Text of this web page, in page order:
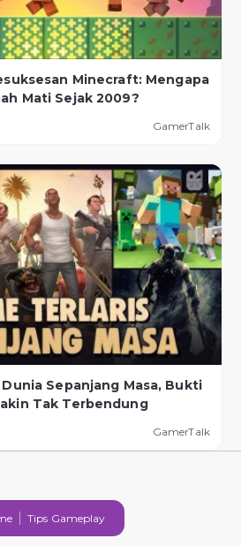
Minecraft: Mengapa
Mati Sejak 2009?
GamerTalk
Sepanjang Masa, Bukti
Tak Terbendung
GamerTalk
Tips Gameplay